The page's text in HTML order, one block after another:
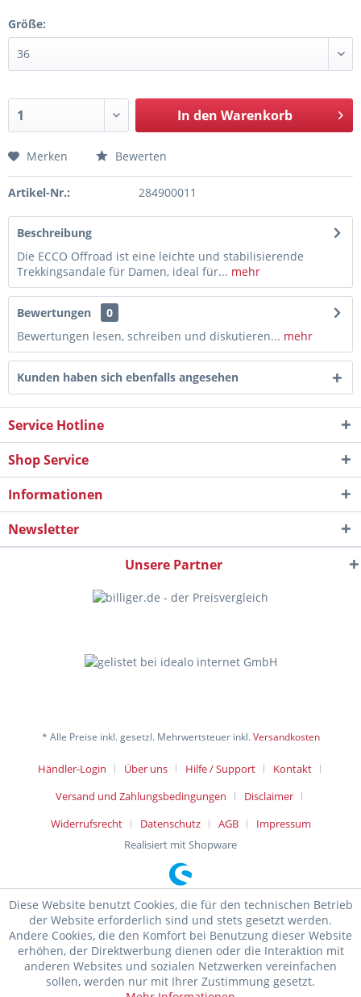
Größe:
In den Warenkorb
Merken Bewerten
Artikel-Nr.: 284900011
Beschreibung
Die ECCO Offroad ist eine leichte und stabilisierende
Trekkingsandale für Damen, ideal für... mehr
Bewertungen
0
Bewertungen lesen, schreiben und diskutieren... mehr
Kunden haben sich ebenfalls angesehen
Service Hotline
Shop Service
Informationen
Newsletter
Unsere Partner
* Alle Preise inkl. gesetzl. Mehrwertsteuer inkl.Versandkosten
Händler-Login Über uns Hilfe / Support
Kontakt
Versand und Zahlungsbedingungen
Disclaimer
Widerrufsrecht
Datenschutz AGB
Impressum
Realisiert mit Shopware
Diese Website benutzt Cookies, die für den technischen Betrieb
der Website erforderlich sind und stets gesetzt werden.
Andere Cookies, die den Komfort bei Benutzung dieser Website
erhöhen, der Direktwerbung dienen oder die Interaktion mit
anderen Websites und sozialen Netzwerken vereinfachen
sollen, werden nur mit Ihrer Zustimmung gesetzt.